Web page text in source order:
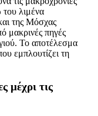
λιμένα
της Μόσχας
μακρινές πηγές
Το αποτέλεσμα
εμπλουτίζει τη
μέχρι τις